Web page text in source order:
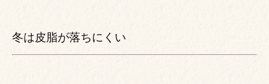
冬は皮脂が落ちにくい